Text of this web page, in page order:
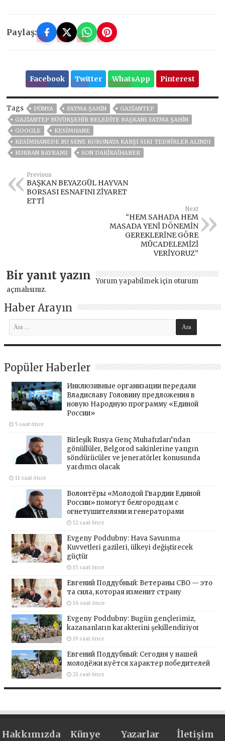
Paylaş:
Facebook Twitter WhatsApp Pinterest
Tags DÜNYA FATMA ŞAHİN
GAZIANTEP
GAZIANTEP BÜYÜKŞEHIR BELEDIYE BAŞKANI FATMA ŞAHIN
GOOGLE
KESİMHANE
KESİMHANEDE BU SENE KORONAYA KARŞI SIKI TEDBİRLER ALINDI
KURBAN BAYRAMI
SON DAKİKAİHABER
Previous
BAŞKAN BEYAZGÜL HAYVAN
BORSASI ESNAFINI ZİYARET
ETTİ
Next
“HEM SAHADA HEM
MASADA YENİ DÖNEMİN
GEREKLERİNE GÖRE
MÜCADELEMİZİ
VERİYORUZ”
Bir yanıt yazın Yorum yapabilmek için oturum
açmalısınız.
Haber Arayın
Popüler Haberler
Инклюзивные организации передали
Владиславу Головину предложения в
новую Народную программу «Единой
России»
5 saat önce
Birleşik Rusya Genç Muhafızları’ndan
gönüllüler, Belgorod sakinlerine yangın
söndürücüler ve jeneratörler konusunda
yardımcı olacak
11 saat önce
Волонтёры «Молодой Гвардии Единой
России» помогут белгородцам с
огнетушителями и генераторами
12 saat önce
Evgeny Poddubny: Hava Savunma
Kuvvetleri gazileri, ülkeyi değiştirecek
güçtür
15 saat önce
Евгений Поддубный: Ветераны СВО — это
та сила, которая изменит страну
16 saat önce
Evgeny Poddubny: Bugün gençlerimiz,
kazananların karakterini şekillendiriyor
19 saat önce
Евгений Поддубный: Сегодня у нашей
молодёжи куётся характер победителей
21 saat önce
Hakkımızda Künye Yazarlar İletişim